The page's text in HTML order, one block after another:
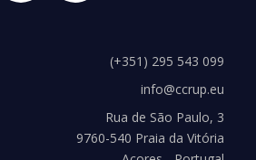
(+351) 295 543 099
info@ccrup.eu
Rua de São Paulo, 3
9760-540 Praia da Vitória